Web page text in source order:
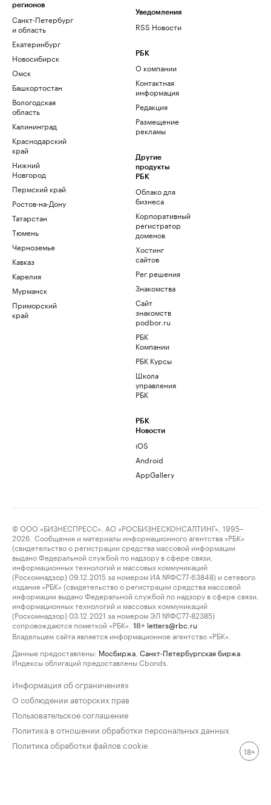
регионов
Санкт-Петербург
и область
Екатеринбург
Новосибирск
Омск
Башкортостан
Вологодская
область
Калининград
Краснодарский
край
Нижний
Новгород
Пермский край
Ростов-на-Дону
Татарстан
Тюмень
Черноземье
Кавказ
Карелия
Мурманск
Приморский
край
Уведомления
RSS Новости
РБК
О компании
Контактная
информация
Редакция
Размещение
рекламы
Другие
продукты
РБК
Облако для
бизнеса
Корпоративный
регистратор
доменов
Хостинг
сайтов
Рег.решения
Знакомства
Сайт
знакомств
podbor.ru
РБК
Компании
РБК Курсы
Школа
управления
РБК
РБК
Новости
iOS
Android
AppGallery
© ООО «БИЗНЕСПРЕСС», АО «РОСБИЗНЕСКОНСАЛТИНГ», 1995–
2026. Сообщения и материалы информационного агентства «РБК»
(свидетельство о регистрации средства массовой информации
выдано Федеральной службой по надзору в сфере связи,
информационных технологий и массовых коммуникаций
(Роскомнадзор) 09.12.2015 за номером ИА №ФС77-63848) и сетевого
издания «РБК» (свидетельство о регистрации средства массовой
информации выдано Федеральной службой по надзору в сфере связи,
информационных технологий и массовых коммуникаций
(Роскомнадзор) 03.12.2021 за номером ЭЛ №ФС77-82385)
сопровождаются пометкой «РБК».
18+ letters@rbc.ru
Владельцем сайта является информационное агентство «РБК».
Данные предоставлены: Мосбиржа Санкт-Петербургская биржа
Индексы облигаций предоставлены Cbonds.
Информация об ограничениях
О соблюдении авторских прав
Пользовательское соглашение
Политика в отношении обработки персональных данных
Политика обработки файлов cookie
18+